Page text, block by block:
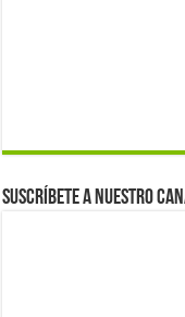
Suscríbete a nuestro